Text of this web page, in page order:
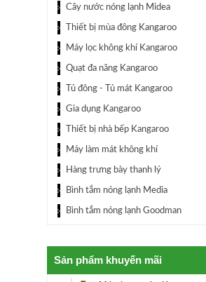
Cây nước nóng lạnh Midea
Thiết bị mùa đông Kangaroo
Máy lọc không khí Kangaroo
Quạt đa năng Kangaroo
Tủ đông - Tủ mát Kangaroo
Gia dụng Kangaroo
Thiết bị nhà bếp Kangaroo
Máy làm mát không khí
Hàng trưng bày thanh lý
Bình tắm nóng lạnh Media
Bình tắm nóng lạnh Goodman
Sản phẩm khuyến mãi